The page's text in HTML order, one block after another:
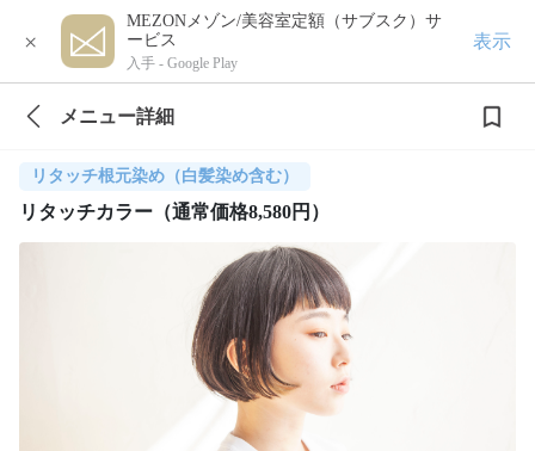
×
MEZONメゾン/美容室定額（サブスク）サ
ービス
入手 - Google Play
表示
メニュー詳細
リタッチ根元染め（白髪染め含む）
リタッチカラー（通常価格8,580円）